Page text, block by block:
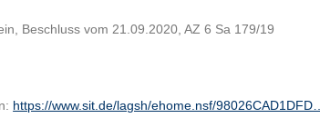
Beschluss vom 21.09.2020, AZ 6 Sa 179/19
https://www.sit.de/lagsh/ehome.nsf/98026CAD1DFD…